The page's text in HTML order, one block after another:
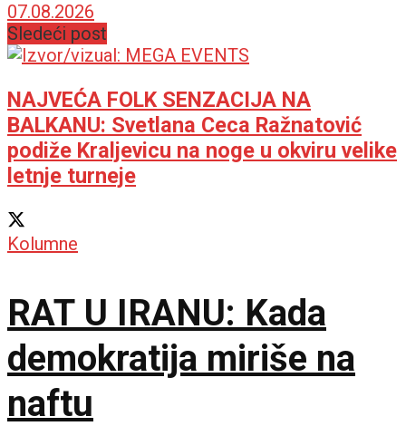
granice stvaralačke
podsvesti
07.08.2026
Sledeći post
NAJVEĆA FOLK SENZACIJA NA
BALKANU: Svetlana Ceca Ražnatović
podiže Kraljevicu na noge u okviru velike
letnje turneje
Kolumne
RAT U IRANU: Kada
demokratija miriše na
naftu